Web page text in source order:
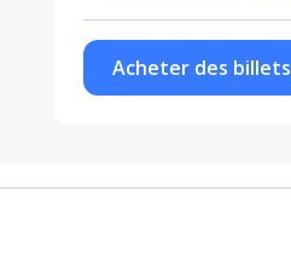
Acheter des billets